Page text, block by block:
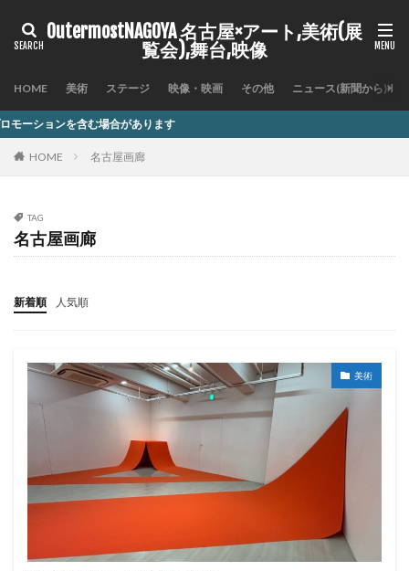
OutermostNAGOYA 名古屋×アート,美術(展
覧会),舞台,映像
HOME 美術 ステージ 映像・映画 その他 ニュース(新聞から)
ります
HOME 名古屋画廊
TAG
名古屋画廊
新着順 人気順
美術